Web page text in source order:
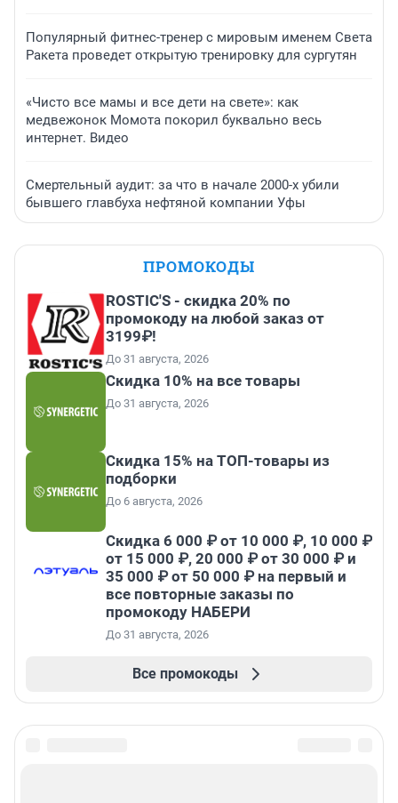
Популярный фитнес-тренер с мировым именем Света
Ракета проведет открытую тренировку для сургутян
«Чисто все мамы и все дети на свете»: как
медвежонок Момота покорил буквально весь
интернет. Видео
Смертельный аудит: за что в начале 2000-х убили
бывшего главбуха нефтяной компании Уфы
ПРОМОКОДЫ
ROSTIC'S - скидка 20% по
промокоду на любой заказ от
3199₽!
До 31 августа, 2026
Скидка 10% на все товары
До 31 августа, 2026
Скидка 15% на ТОП-товары из
подборки
До 6 августа, 2026
Скидка 6 000 ₽ от 10 000 ₽, 10 000 ₽
от 15 000 ₽, 20 000 ₽ от 30 000 ₽ и
35 000 ₽ от 50 000 ₽ на первый и
все повторные заказы по
промокоду НАБЕРИ
До 31 августа, 2026
Все промокоды